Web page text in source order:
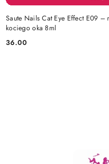
Saute Nails Cat Eye Effect E09 –
kociego oka 8ml
Cena:
36.00